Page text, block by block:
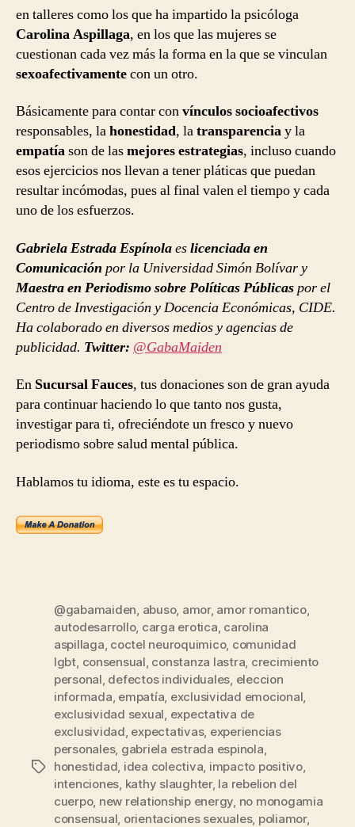
en talleres como los que ha impartido la psicóloga
Carolina Aspillaga, en los que las mujeres se
cuestionan cada vez más la forma en la que se vinculan
sexoafectivamentecon un otro.
Básicamente para contar convínculos socioafectivos
responsables, lahonestidad, latransparenciay la
empatíason de lasmejores estrategias, incluso cuando
esos ejercicios nos llevan a tener pláticas que puedan
resultar incómodas, pues al final valen el tiempo y cada
uno de los esfuerzos.
Gabriela Estrada Espínolaeslicenciada en
Comunicación por la Universidad Simón Bolívar y
Maestra en Periodismo sobre Políticas Públicaspor el
Centro de Investigación y Docencia Económicas, CIDE.
Ha colaborado en diversos medios y agencias de
publicidad. Twitter: @GabaMaiden
En Sucursal Fauces, tus donaciones son de gran ayuda
para continuar haciendo lo que tanto nos gusta,
investigar para ti, ofreciéndote un fresco y nuevo
periodismo sobre salud mental pública.
Hablamos tu idioma, este es tu espacio.
Etiquetas
@gabamaiden, abuso, amor, amor romantico,
autodesarrollo, carga erotica, carolina
aspillaga, coctel neuroquimico, comunidad
lgbt, consensual, constanza lastra, crecimiento
personal, defectos individuales, eleccion
informada, empatía, exclusividad emocional,
exclusividad sexual, expectativa de
exclusividad, expectativas, experiencias
personales, gabriela estrada espinola,
honestidad, idea colectiva, impacto positivo,
intenciones, kathy slaughter, la rebelion del
cuerpo, new relationship energy, no monogamia
consensual, orientaciones sexuales, poliamor,